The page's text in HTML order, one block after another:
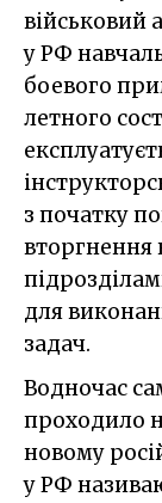
військовий
у РФ
боевого
летного
з початку
вторгнення
для
задач.
Водночас
проходило
новому
у РФ